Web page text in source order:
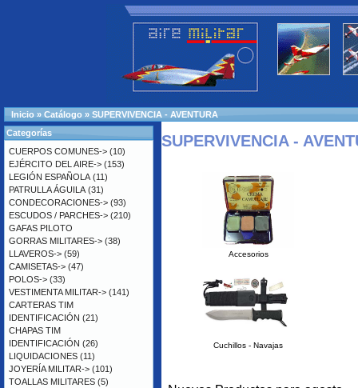
Inicio » Catálogo » SUPERVIVENCIA - AVENTURA
SUPERVIVENCIA -
Accesorios
Cuchillos - Navajas
Categorías
CUERPOS COMUNES-> (10)
EJÉRCITO DEL AIRE-> (153)
LEGIÓN ESPAÑOLA (11)
PATRULLA ÁGUILA (31)
CONDECORACIONES-> (93)
ESCUDOS / PARCHES-> (210)
GAFAS PILOTO
GORRAS MILITARES-> (38)
LLAVEROS-> (59)
CAMISETAS-> (47)
POLOS-> (33)
VESTIMENTA MILITAR-> (141)
CARTERAS TIM
IDENTIFICACIÓN (21)
CHAPAS TIM
IDENTIFICACIÓN (26)
LIQUIDACIONES (11)
JOYERÍA MILITAR-> (101)
TOALLAS MILITARES (5)